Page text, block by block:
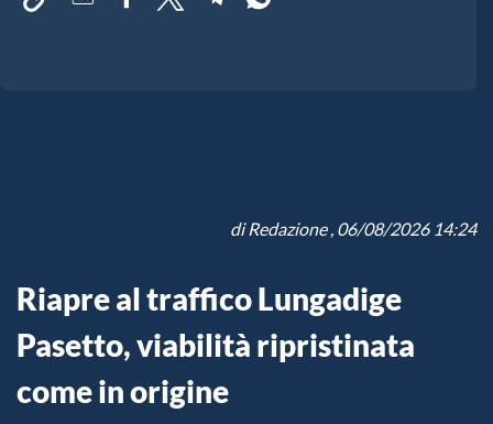
diRedazione, 06/08/2026 14:24
Riapre al traffico Lungadige
Pasetto, viabilità ripristinata
come in origine